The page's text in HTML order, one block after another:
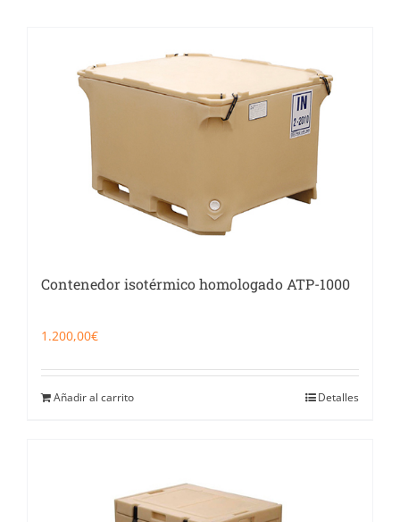
Contenedor isotérmico homologado ATP-1000
1.200,00€
Añadir al carrito Detalles